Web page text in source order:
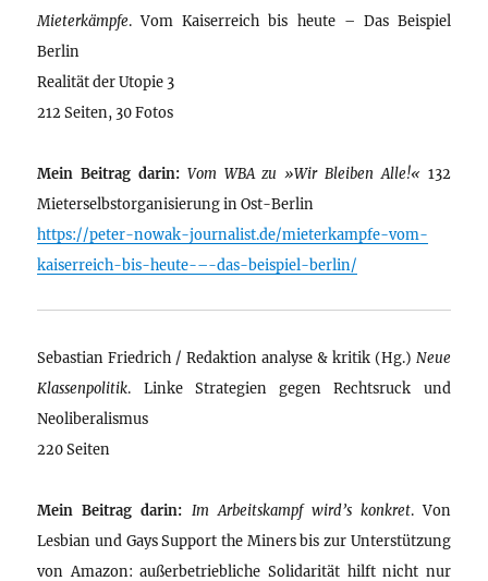
Mieterkämpfe. Vom Kaiserreich bis heute – Das Beispiel
Berlin
Realität der Utopie 3
212 Seiten, 30 Fotos
Mein Beitrag darin: Vom WBA zu »Wir Bleiben Alle!« 132
Mieterselbstorganisierung in Ost-Berlin
https://peter-nowak-journalist.de/mieterkampfe-vom-
kaiserreich-bis-heute-–-das-beispiel-berlin/
Sebastian Friedrich / Redaktion analyse & kritik (Hg.) Neue
Klassenpolitik. Linke Strategien gegen Rechtsruck und
Neoliberalismus
220 Seiten
Mein Beitrag darin: Im Arbeitskampf wird’s konkret. Von
Lesbian und Gays Support the Miners bis zur Unterstützung
von Amazon: außerbetriebliche Solidarität hilft nicht nur